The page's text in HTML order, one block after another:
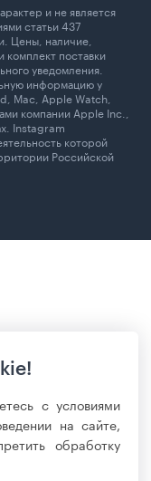
и не является
статьи 437
Цены, наличие,
комплект поставки
уведомления.
информацию у
Mac, Apple Watch,
компании Apple Inc.,
Instagram
которой
Российской
с условиями
на сайте,
обработку